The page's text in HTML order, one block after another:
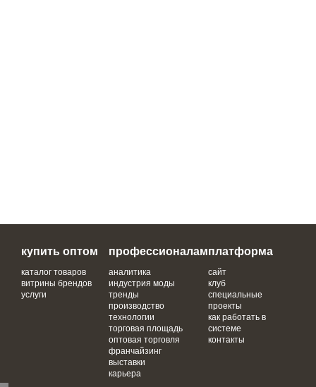
купить оптом
каталог товаров
витрины брендов
услуги
профессионалам
аналитика
индустрия моды
тренды
производство
технологии
торговая площадь
оптовая торговля
франчайзинг
выставки
карьера
платформа
сайт
клуб
специальные
проекты
как работать в
системе
контакты